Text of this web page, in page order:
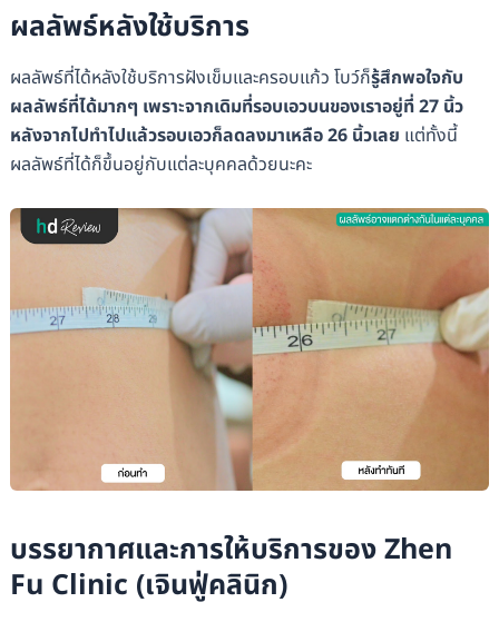
ผลลัพธ์หลังใช้บริการ
ผลลัพธ์ที่ได้หลังใช้บริการฝังเข็มและครอบแก้ว โบว์ก็รู้สึกพอใจกับ
ผลลัพธ์ที่ได้มากๆ เพราะจากเดิมที่รอบเอวบนของเราอยู่ที่ 27 นิ้ว
หลังจากไปทำไปแล้วรอบเอวก็ลดลงมาเหลือ 26 นิ้วเลย แต่ทั้งนี้
ผลลัพธ์ที่ได้ก็ขึ้นอยู่กับแต่ละบุคคลด้วยนะคะ
บรรยากาศและการให้บริการของ Zhen
Fu Clinic (​​เจินฟู่คลินิก)